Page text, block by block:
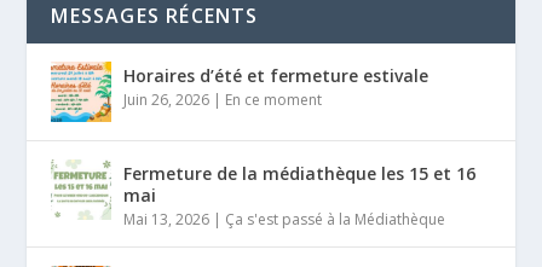
MESSAGES RÉCENTS
Horaires d’été et fermeture estivale
Juin 26, 2026 | En ce moment
Fermeture de la médiathèque les 15 et 16
mai
Mai 13, 2026 | Ça s'est passé à la Médiathèque